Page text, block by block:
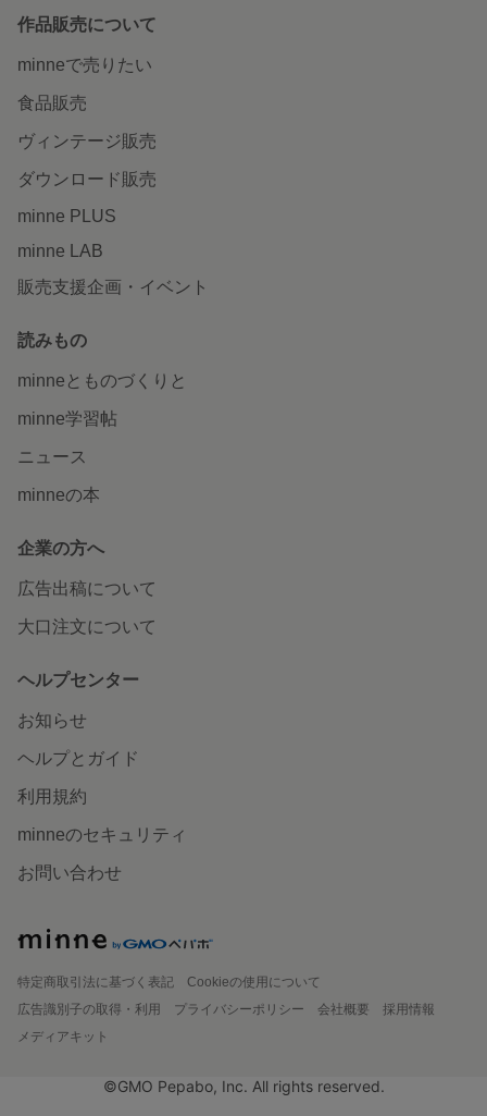
作品販売について
minneで売りたい
食品販売
ヴィンテージ販売
ダウンロード販売
minne PLUS
minne LAB
販売支援企画・イベント
読みもの
minneとものづくりと
minne学習帖
ニュース
minneの本
企業の方へ
広告出稿について
大口注文について
ヘルプセンター
お知らせ
ヘルプとガイド
利用規約
minneのセキュリティ
お問い合わせ
特定商取引法に基づく表記
Cookieの使用について
広告識別子の取得・利用
プライバシーポリシー 会社概要
採用情報
メディアキット
©GMO Pepabo, Inc. All rights reserved.